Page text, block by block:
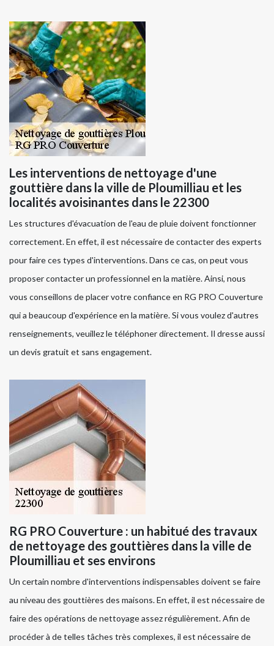
Les interventions de nettoyage d'une
gouttière dans la ville de Ploumilliau et les
localités avoisinantes dans le 22300
Les structures d'évacuation de l'eau de pluie doivent fonctionner
correctement. En effet, il est nécessaire de contacter des experts
pour faire ces types d'interventions. Dans ce cas, on peut vous
proposer contacter un professionnel en la matière. Ainsi, nous
vous conseillons de placer votre confiance en RG PRO Couverture
qui a beaucoup d'expérience en la matière. Si vous voulez d'autres
renseignements, veuillez le téléphoner directement. Il dresse aussi
un devis gratuit et sans engagement.
RG PRO Couverture : un habitué des travaux
de nettoyage des gouttières dans la ville de
Ploumilliau et ses environs
Un certain nombre d'interventions indispensables doivent se faire
au niveau des gouttières des maisons. En effet, il est nécessaire de
faire des opérations de nettoyage assez régulièrement. Afin de
procéder à de telles tâches très complexes, il est nécessaire de